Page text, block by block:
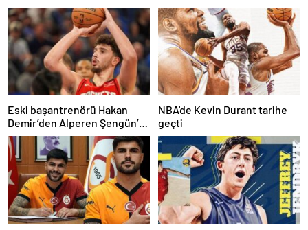
Eski başantrenörü Hakan
Demir’den Alperen Şengün’e
övgü
NBA'de Kevin Durant tarihe
geçti